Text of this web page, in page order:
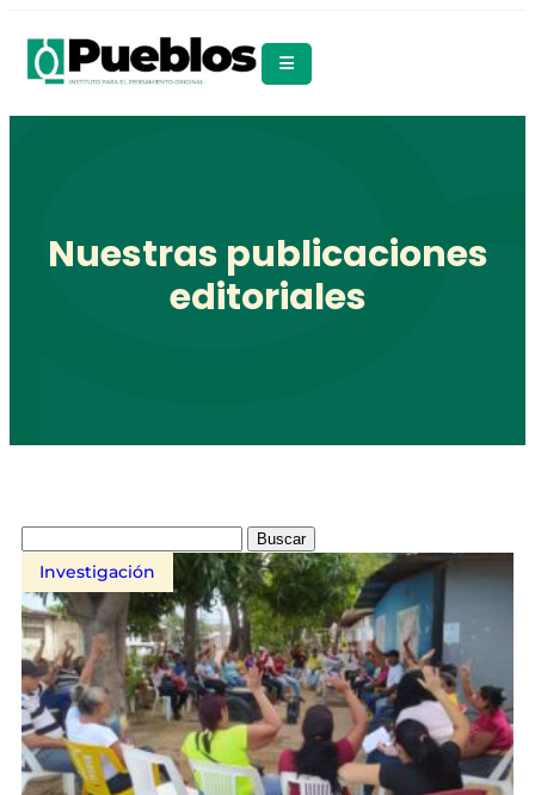
Nuestras publicaciones
editoriales
Investigación